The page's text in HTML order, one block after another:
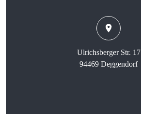
Ulrichsberger Str. 17
94469 Deggendorf